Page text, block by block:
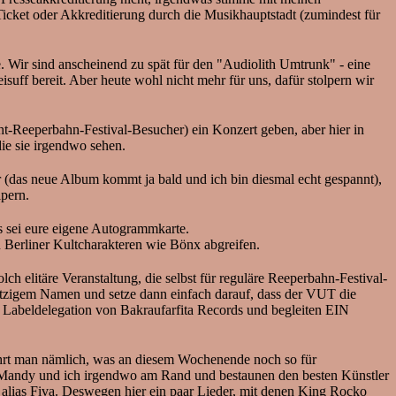
oder Akkreditierung durch die Musikhauptstadt (zumindest für
Wir sind anscheinend zu spät für den "Audiolith Umtrunk" - eine
bereit. Aber heute wohl nicht mehr für uns, dafür stolpern wir
Reeperbahn-Festival-Besucher) ein Konzert geben, aber hier in
sie irgendwo sehen.
neue Album kommt ja bald und ich bin diesmal echt gespannt),
eure eigene Autogrammkarte.
Kultcharakteren wie Bönx abgreifen.
elitäre Veranstaltung, die selbst für reguläre Reeperbahn-Festival-
Namen und setze dann einfach darauf, dass der VUT die
von Bakraufarfita Records und begleiten EIN
man nämlich, was an diesem Wochenende noch so für
und ich irgendwo am Rand und bestaunen den besten Künstler
Fiva. Deswegen hier ein paar Lieder, mit denen King Rocko